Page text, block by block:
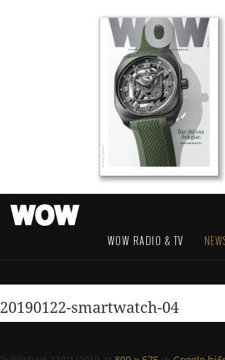
WOW RADIO & TV
20190122-smartwatch-04